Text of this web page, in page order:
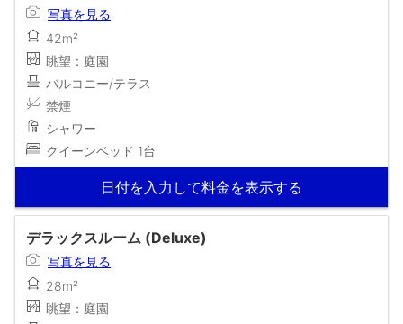
写真を見る
42m²
眺望：庭園
バルコニー/テラス
禁煙
シャワー
クイーンベッド 1台
日付を入力して料金を表示する
デラックスルーム (Deluxe)
写真を見る
28m²
眺望：庭園